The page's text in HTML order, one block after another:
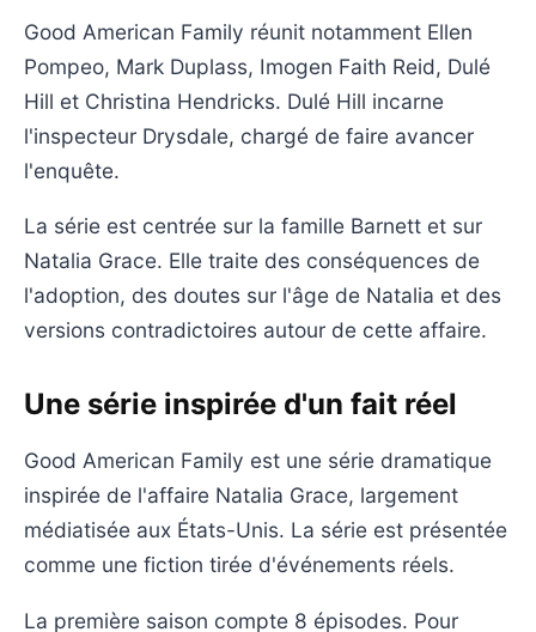
Good American Family réunit notamment Ellen
Pompeo, Mark Duplass, Imogen Faith Reid, Dulé
Hill et Christina Hendricks. Dulé Hill incarne
l'inspecteur Drysdale, chargé de faire avancer
l'enquête.
La série est centrée sur la famille Barnett et sur
Natalia Grace. Elle traite des conséquences de
l'adoption, des doutes sur l'âge de Natalia et des
versions contradictoires autour de cette affaire.
Une série inspirée d'un fait réel
Good American Family est une série dramatique
inspirée de l'affaire Natalia Grace, largement
médiatisée aux États-Unis. La série est présentée
comme une fiction tirée d'événements réels.
La première saison compte 8 épisodes. Pour